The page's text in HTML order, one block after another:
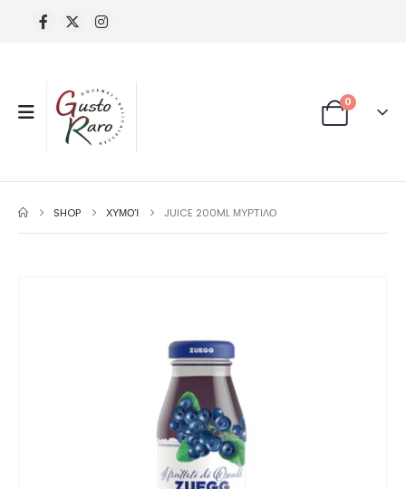
0
SHOP ΧΥΜΟΊ JUICE 200ML ΜΥΡΤΙΛΟ